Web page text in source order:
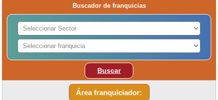
Buscador de franquicias
Buscar
Área franquiciador: